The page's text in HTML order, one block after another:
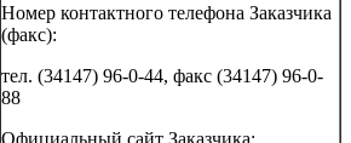
Номер контактного телефона Заказчика
(факс):
тел. (34147) 96-0-44, факс (34147) 96-0-
88
Официальный сайт Заказчика: